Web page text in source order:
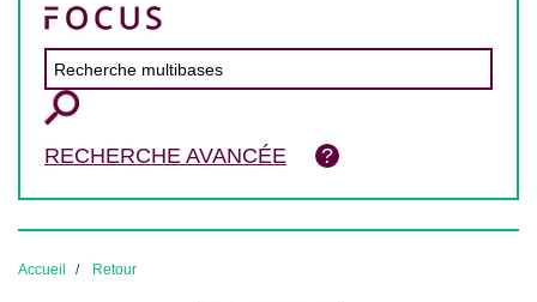
RECHERCHE AVANCÉE
Accueil Retour